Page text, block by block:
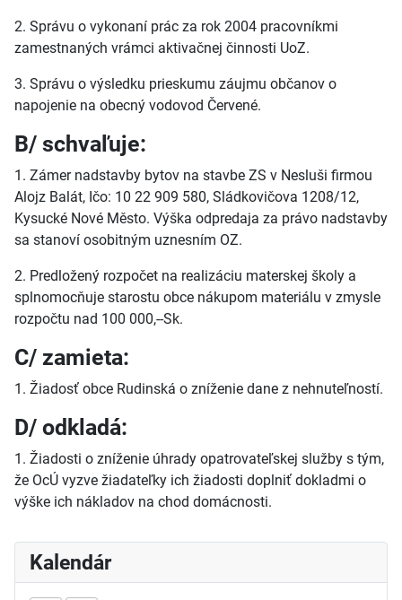
2. Správu o vykonaní prác za rok 2004 pracovníkmi
zamestnaných vrámci aktivačnej činnosti UoZ.
3. Správu o výsledku prieskumu záujmu občanov o
napojenie na obecný vodovod Červené.
B/ schvaľuje:
1. Zámer nadstavby bytov na stavbe ZS v Nesluši firmou
Alojz Balát, Ičo: 10 22 909 580, Sládkovičova 1208/12,
Kysucké Nové Město. Výška odpredaja za právo nadstavby
sa stanoví osobitným uznesním OZ.
2. Predložený rozpočet na realizáciu materskej školy a
splnomocňuje starostu obce nákupom materiálu v zmysle
rozpočtu nad 100 000,--Sk.
C/ zamieta:
1. Žiadosť obce Rudinská o zníženie dane z nehnuteľností.
D/ odkladá:
1. Žiadosti o zníženie úhrady opatrovateľskej služby s tým,
že OcÚ vyzve žiadateľky ich žiadosti doplniť dokladmi o
výške ich nákladov na chod domácnosti.
Kalendár